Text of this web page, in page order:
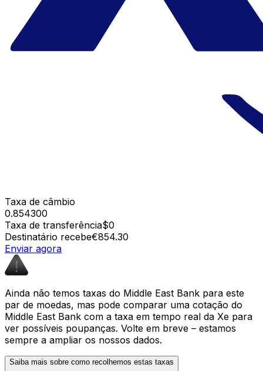
Taxa de câmbio
0.854300
Taxa de transferência$0
Destinatário recebe€854.30
Enviar agora
Ainda não temos taxas do Middle East Bank para este
par de moedas, mas pode comparar uma cotação do
Middle East Bank com a taxa em tempo real da Xe para
ver possíveis poupanças. Volte em breve – estamos
sempre a ampliar os nossos dados.
Saiba mais sobre como recolhemos estas taxas